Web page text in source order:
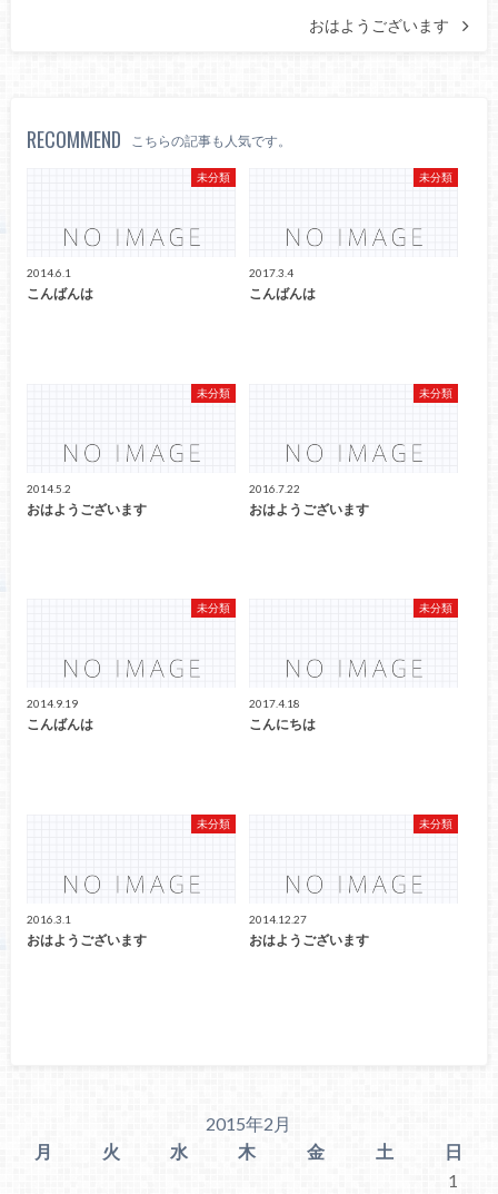
おはようございます
RECOMMEND こちらの記事も人気です。
未分類
2014.6.1
こんばんは
未分類
2017.3.4
こんばんは
未分類
2014.5.2
おはようございます
未分類
2016.7.22
おはようございます
未分類
2014.9.19
こんばんは
未分類
2017.4.18
こんにちは
未分類
2016.3.1
おはようございます
未分類
2014.12.27
おはようございます
2015年2月
月
火 水 木 金 土
日
1